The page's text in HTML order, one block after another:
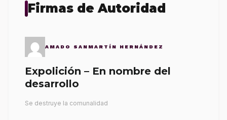
Firmas de Autoridad
AMADO SANMARTÍN HERNÁNDEZ
Expolición – En nombre del
desarrollo
Se destruye la comunalidad